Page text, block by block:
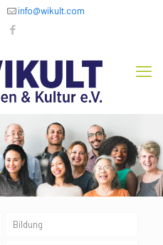
info@wikult.com
Bildung